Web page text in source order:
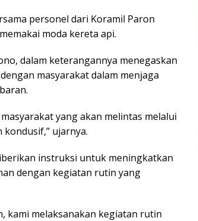
personel dari Koramil Paron
moda kereta api.
dalam keterangannya menegaskan
masyarakat dalam menjaga
yang akan melintas melalui
ujarnya.
instruksi untuk meningkatkan
dengan kegiatan rutin yang
kami melaksanakan kegiatan rutin